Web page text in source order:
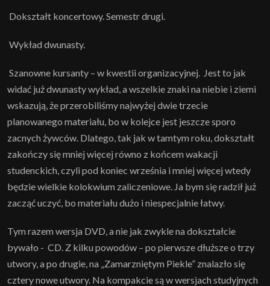
Dokształt koncertowy. Semestr drugi.
Wykład dwunasty.
Szanowne kursanty – w kwestii organizacyjnej. Jest to jak
widać już dwunasty wykład, a wszelkie znaki na niebie i ziemi
wskazują, że przerobiliśmy najwyżej dwie trzecie
planowanego materiału, bo w kolejce jest jeszcze sporo
zacnych żywców. Dlatego, tak jak w tamtym roku, dokształt
zakończy się mniej więcej równo z końcem wakacji
studenckich, czyli pod koniec września i mniej więcej wtedy
będzie wielkie kolokwium zaliczeniowe. Ja bym się radził już
zacząć uczyć, bo materiału dużo i niespecjalnie łatwy.
Tym razem wersja DVD, a nie jak zwykle na dokształcie
bywało - CD. Z kilku powodów – po pierwsze dłuższe o trzy
utwory, a po drugie, na „Zamarzniętym Piekle” znalazło się
cztery nowe utwory. Na kompakcie są w wersjach studyjnych